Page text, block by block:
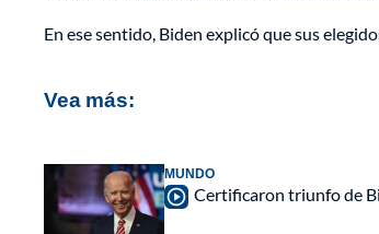
En ese sentido, Biden explicó que sus
Vea más:
MUNDO
Certificaron triunfo de